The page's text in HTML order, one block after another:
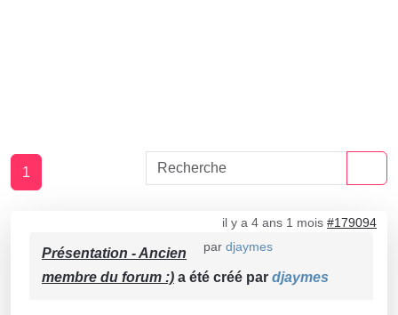
1
il y a 4 ans 1 mois #179094
par djaymes
Présentation - Ancien
membre du forum :) a été créé par djaymes